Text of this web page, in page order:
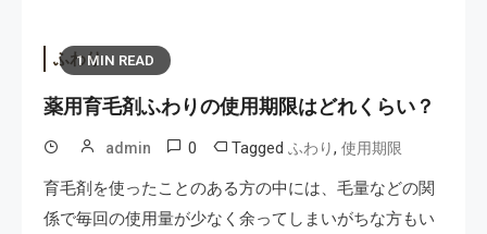
1 MIN READ
ふわり
薬用育毛剤ふわりの使用期限はどれくらい？
admin 0 Tagged ふわり, 使用期限
育毛剤を使ったことのある方の中には、毛量などの関
係で毎回の使用量が少なく余ってしまいがちな方もい